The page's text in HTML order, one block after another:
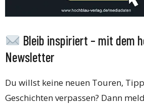
Bleib inspiriert – mit dem
Newsletter
Du willst keine neuen Touren,
Geschichten verpassen? Dann